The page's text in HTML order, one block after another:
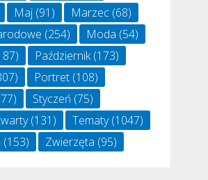
Maj(91) Marzec(68)
(254) Moda (54)
Październik(173)
Portret(108)
Styczeń(75)
(131) Tematy(1047)
(153) Zwierzęta (95)